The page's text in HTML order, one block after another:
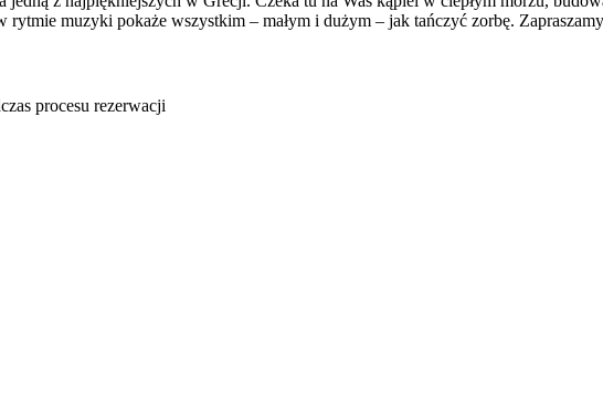
muzyki pokaże wszystkim – małym i dużym – jak tańczyć zorbę.
procesu rezerwacji